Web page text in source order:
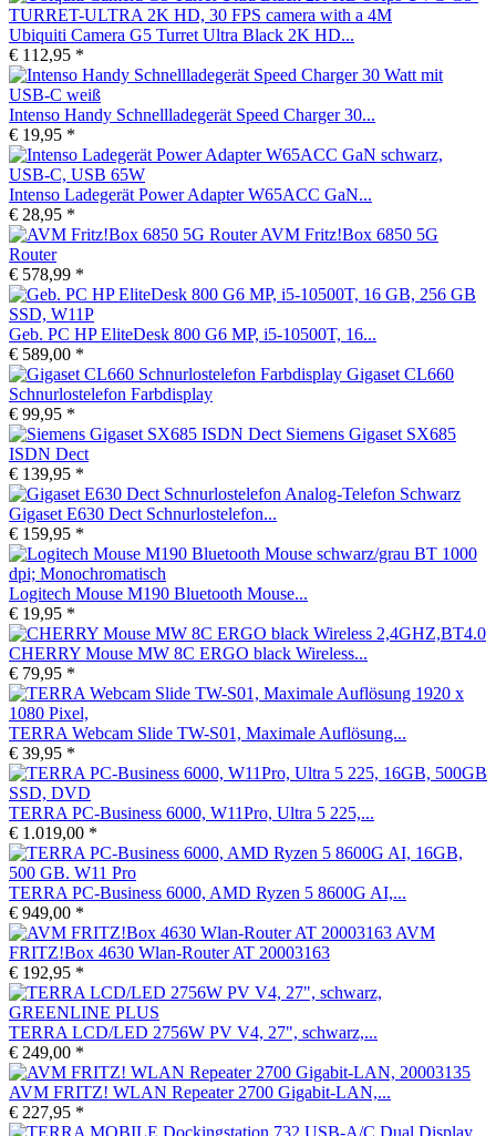
Ubiquiti Camera G5 Turret Ultra Black 2K HD...
€ 112,95 *
Intenso Handy Schnellladegerät Speed Charger 30...
€ 19,95 *
Intenso Ladegerät Power Adapter W65ACC GaN...
€ 28,95 *
AVM Fritz!Box 6850 5G
Router
€ 578,99 *
Geb. PC HP EliteDesk 800 G6 MP, i5-10500T, 16...
€ 589,00 *
Gigaset CL660
Schnurlostelefon Farbdisplay
€ 99,95 *
Siemens Gigaset SX685
ISDN Dect
€ 139,95 *
Gigaset E630 Dect Schnurlostelefon...
€ 159,95 *
Logitech Mouse M190 Bluetooth Mouse...
€ 19,95 *
CHERRY Mouse MW 8C ERGO black Wireless...
€ 79,95 *
TERRA Webcam Slide TW-S01, Maximale Auflösung...
€ 39,95 *
TERRA PC-Business 6000, W11Pro, Ultra 5 225,...
€ 1.019,00 *
TERRA PC-Business 6000, AMD Ryzen 5 8600G AI,...
€ 949,00 *
AVM
FRITZ!Box 4630 Wlan-Router AT 20003163
€ 192,95 *
TERRA LCD/LED 2756W PV V4, 27", schwarz,...
€ 249,00 *
AVM FRITZ! WLAN Repeater 2700 Gigabit-LAN,...
€ 227,95 *